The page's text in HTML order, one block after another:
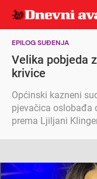
EPILOG SUĐENJA
Velika pobjeda
krivice
Općinski kazneni
pjevačica oslobađa
prema Ljiljani